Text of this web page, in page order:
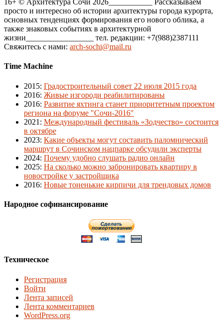
16+ © Архитектура Сочи 2026___________ Рассказываем
просто и интересно об истории архитектуры города курорта,
основных тенденциях формирования его нового облика, а
также знаковых событиях в архитектурной
жизни_________________ тел. редакции: +7(988)2387111
Свяжитесь с нами: arch-sochi@mail.ru
Time Machine
2015: Градостроительный совет 22 июля 2015 года
2016: Живые изгороди реабилитированы
2016: Развитие яхтинга станет приоритетным проектом
региона на форуме "Сочи-2016"
2021 : Международный фестиваль «Зодчество» состоится
в октябре
2023: Какие объекты могут составить паломнический
маршрут в Сочинском нацпарке обсудили эксперты
2024: Почему удобно слушать радио онлайн
2025: На сколько можно забронировать квартиру в
новостройке у застройщика
2016: Новые тоненькие кирпичи для трендовых домов
Народное софинансирование
Техническое
Регистрация
Войти
Лента записей
Лента комментариев
WordPress.org